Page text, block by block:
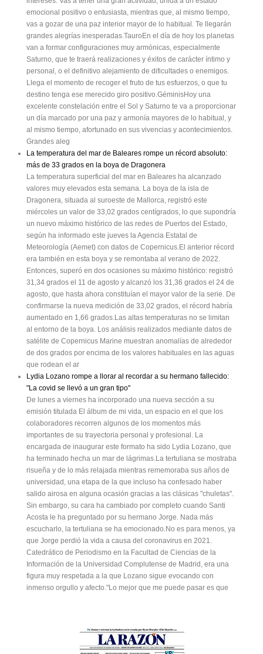
emocional positivo o entusiasta, mientras que, al mismo tiempo,
vas a gozar de una paz interior mayor de lo habitual. Te llegarán
grandes alegrías inesperadas.TauroEn el día de hoy los planetas
van a formar configuraciones muy armónicas, especialmente
Saturno, que te traerá realizaciones y éxitos de carácter íntimo y
personal, o el definitivo alejamiento de dificultades o enemigos.
Llega el momento de recoger el fruto de tus esfuerzos, o que tu
destino tenga ese merecido giro positivo.GéminisHoy una
excelente constelación entre el Sol y Saturno te va a proporcionar
un día marcado por una paz y armonía mayores de lo habitual, y
al mismo tiempo, afortunado en sus vivencias y acontecimientos.
Grandes aleg
La temperatura del mar de Baleares rompe un récord absoluto:
más de 33 grados en la boya de Dragonera
La temperatura superficial del mar en Baleares ha alcanzado
valores muy elevados esta semana. La boya de la isla de
Dragonera, situada al suroeste de Mallorca, registró este
miércoles un valor de 33,02 grados centígrados, lo que supondría
un nuevo máximo histórico de las redes de Puertos del Estado,
según ha informado este jueves la Agencia Estatal de
Meteorología (Aemet) con datos de Copernicus.El anterior récord
era también en esta boya y se remontaba al verano de 2022.
Entonces, superó en dos ocasiones su máximo histórico: registró
31,34 grados el 11 de agosto y alcanzó los 31,36 grados el 24 de
agosto, que hasta ahora constituían el mayor valor de la serie. De
confirmarse la nueva medición de 33,02 grados, el récord habría
aumentado en 1,66 grados.Las altas temperaturas no se limitan
al entorno de la boya. Los análisis realizados mediante datos de
satélite de Copernicus Marine muestran anomalías de alrededor
de dos grados por encima de los valores habituales en las aguas
que rodean el ar
Lydia Lozano rompe a llorar al recordar a su hermano fallecido:
"La covid se llevó a un gran tipo"
De lunes a viernes ha incorporado una nueva sección a su
emisión titulada El álbum de mi vida, un espacio en el que los
colaboradores recorren algunos de los momentos más
importantes de su trayectoria personal y profesional. La
encargada de inaugurar este formato ha sido Lydia Lozano, que
ha terminado hecha un mar de lágrimas.La tertuliana se mostraba
risueña y de lo más relajada mientras rememoraba sus años de
universidad, una etapa de la que incluso ha confesado haber
salido airosa en alguna ocasión gracias a las clásicas "chuletas".
Sin embargo, su cara ha cambiado por completo cuando Santi
Acosta le ha preguntado por su hermano Jorge. Nada más
escucharlo, la tertuliana se ha emocionado.No es para menos, ya
que Jorge perdió la vida a causa del coronavirus en 2021.
Catedrático de Periodismo en la Facultad de Ciencias de la
Información de la Universidad Complutense de Madrid, era una
figura muy respetada a la que Lozano sigue evocando con
inmenso orgullo y afecto."Lo mejor que me puede pasar es que